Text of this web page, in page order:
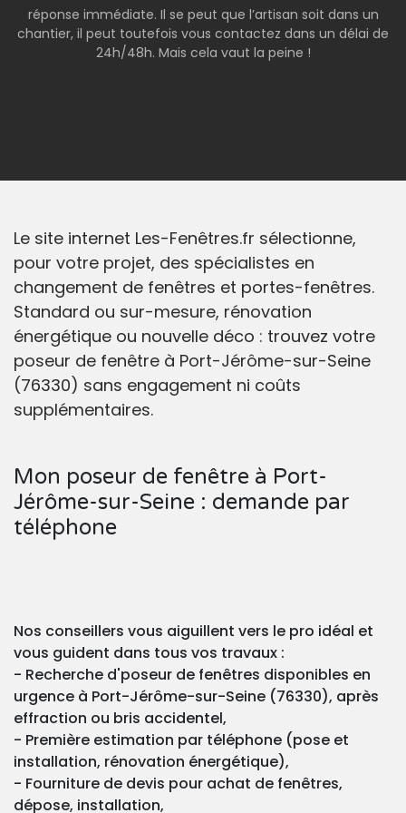
réponse immédiate. Il se peut que l’artisan soit dans un
chantier, il peut toutefois vous contactez dans un délai de
24h/48h. Mais cela vaut la peine !
Le site internet Les-Fenêtres.fr sélectionne,
pour votre projet, des spécialistes en
changement de fenêtres et portes-fenêtres.
Standard ou sur-mesure, rénovation
énergétique ou nouvelle déco : trouvez votre
poseur de fenêtre à Port-Jérôme-sur-Seine
(76330) sans engagement ni coûts
supplémentaires.
Mon poseur de fenêtre à Port-
Jérôme-sur-Seine : demande par
téléphone
Nos conseillers vous aiguillent vers le pro idéal et
vous guident dans tous vos travaux :
- Recherche d'poseur de fenêtres disponibles en
urgence à Port-Jérôme-sur-Seine (76330), après
effraction ou bris accidentel,
- Première estimation par téléphone (pose et
installation, rénovation énergétique),
- Fourniture de devis pour achat de fenêtres,
dépose, installation,